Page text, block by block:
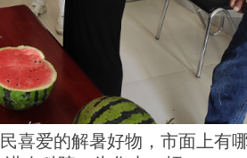
爱的解暑好物，市面上有